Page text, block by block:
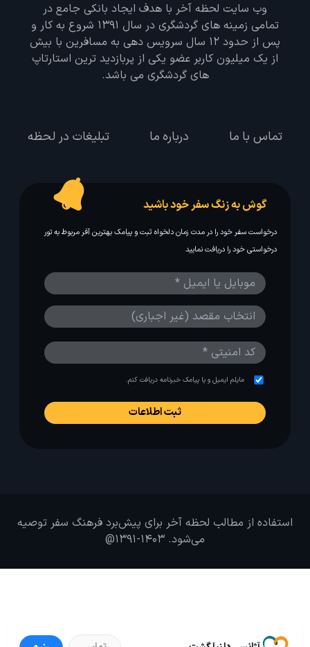
وب سایت لحظه آخر با هدف ایجاد بانکی جامع در
تمامی زمینه های گردشگری در سال 1391 شروع به کار و
پس از حدود 12 سال سرویس دهی به مسافرین با بیش
از یک میلیون کاربر عضو یکی از پربازدید ترین استارتاپ
های گردشگری می باشد.
تماس با ما درباره ما تبلیغات در لحظه
گوش به زنگ سفر خود باشید
درخواست سفر خود را در مدت زمان دلخواه ثبت و پیامک بهترین آفر مربوط به تور
درخواستی خود را دریافت نمایید
مایلم ایمیل و یا پیامک خبرنامه دریافت کنم.
استفاده از مطالب لحظه آخر برای پیش‌برد فرهنگ سفر توصیه
می‌شود. 1403-1391@